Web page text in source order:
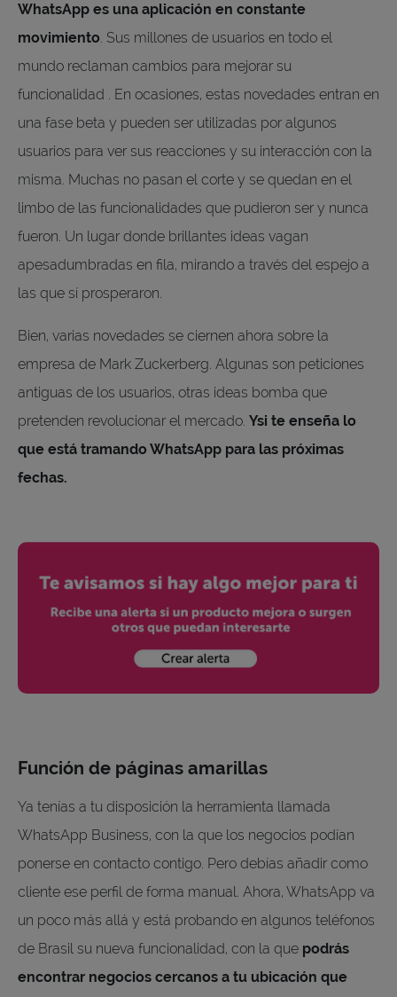
WhatsApp es una aplicación en constante
movimiento. Sus millones de usuarios en todo el
mundo reclaman cambios para mejorar su
funcionalidad . En ocasiones, estas novedades entran en
una fase beta y pueden ser utilizadas por algunos
usuarios para ver sus reacciones y su interacción con la
misma. Muchas no pasan el corte y se quedan en el
limbo de las funcionalidades que pudieron ser y nunca
fueron. Un lugar donde brillantes ideas vagan
apesadumbradas en fila, mirando a través del espejo a
las que sí prosperaron.
Bien, varias novedades se ciernen ahora sobre la
empresa de Mark Zuckerberg. Algunas son peticiones
antiguas de los usuarios, otras ideas bomba que
pretenden revolucionar el mercado. Ysi te enseña lo
que está tramando WhatsApp para las próximas
fechas.
Función de páginas amarillas
Ya tenías a tu disposición la herramienta llamada
WhatsApp Business, con la que los negocios podían
ponerse en contacto contigo. Pero debías añadir como
cliente ese perfil de forma manual. Ahora, WhatsApp va
un poco más allá y está probando en algunos teléfonos
de Brasil su nueva funcionalidad, con la que podrás
encontrar negocios cercanos a tu ubicación que